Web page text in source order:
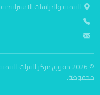
للتنمية والدراسات الاستراتيجية
© 2026 حقوق مركز الفرات
محفوظة.